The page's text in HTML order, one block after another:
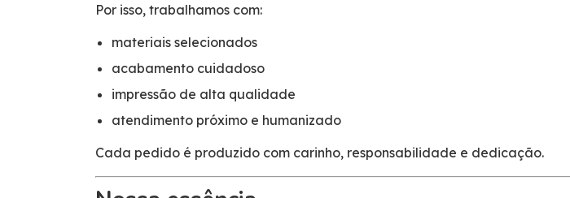
Por isso, trabalhamos com:
materiais selecionados
acabamento cuidadoso
impressão de alta qualidade
atendimento próximo e humanizado
Cada pedido é produzido com carinho, responsabilidade e dedicação.